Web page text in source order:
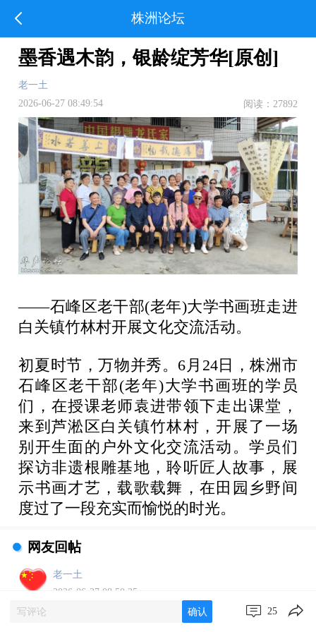
株洲论坛
墨香遇木韵，银龄绽芳华[原创]
老一土
2026-06-27 08:49:54
阅读：27892
——石峰区老干部(老年)大学书画班走进
白关镇竹林村开展文化交流活动。
初夏时节，万物并秀。6月24日，株洲市
石峰区老干部(老年)大学书画班的学员
们，在授课老师袁进带领下走出课堂，
来到芦淞区白关镇竹林村，开展了一场
别开生面的户外文化交流活动。学员们
探访非遗根雕基地，聆听匠人故事，展
示书画才艺，载歌载舞，在田园乡野间
度过了一段充实而愉悦的时光。
网友回帖
老一土
2026-06-27 08:50:25
确认
25